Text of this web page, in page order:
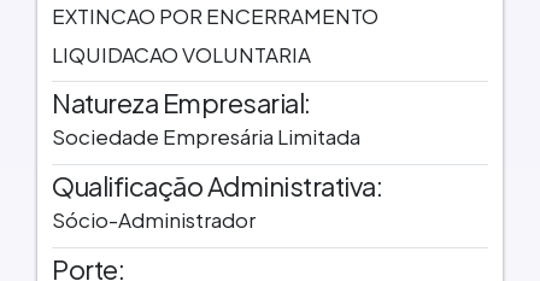
EXTINCAO POR ENCERRAMENTO
LIQUIDACAO VOLUNTARIA
Natureza Empresarial:
Sociedade Empresária Limitada
Qualificação Administrativa:
Sócio-Administrador
Porte: